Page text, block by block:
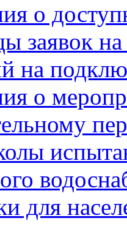
о
заявок
на
о
для